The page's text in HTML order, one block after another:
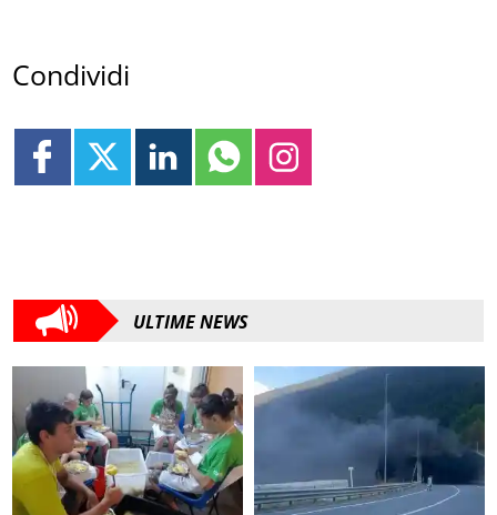
Condividi
ULTIME NEWS